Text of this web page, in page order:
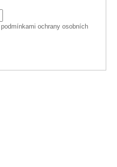
podmínkami ochrany osobních